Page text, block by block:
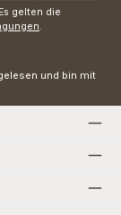
gelten die
.
und bin mit